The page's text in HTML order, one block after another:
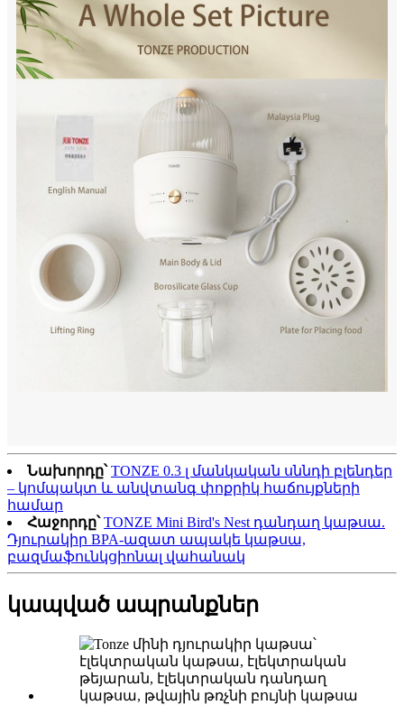
Նախորդը՝ TONZE 0.3 լ մանկական սննդի բլենդեր
– կոմպակտ և անվտանգ փոքրիկ հաճույքների
համար
Հաջորդը՝ TONZE Mini Bird's Nest դանդաղ կաթսա.
Դյուրակիր BPA-ազատ ապակե կաթսա,
բազմաֆունկցիոնալ վահանակ
կապված ապրանքներ